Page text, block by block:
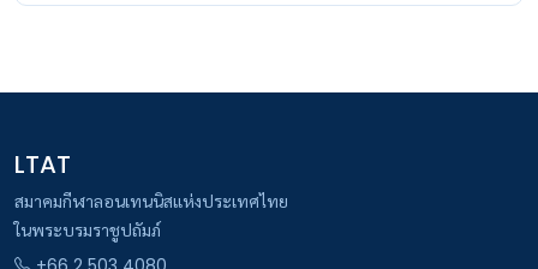
LTAT
สมาคมกีฬาลอนเทนนิสแห่งประเทศไทย
ในพระบรมราชูปถัมภ์